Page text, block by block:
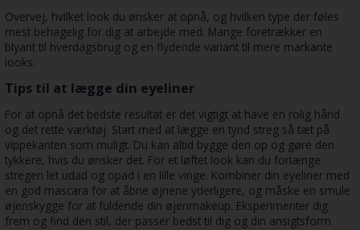
Overvej, hvilket look du ønsker at opnå, og hvilken type der føles
mest behagelig for dig at arbejde med. Mange foretrækker en
blyant til hverdagsbrug og en flydende variant til mere markante
looks.
Tips til at lægge din eyeliner
For at opnå det bedste resultat er det vigtigt at have en rolig hånd
og det rette værktøj. Start med at lægge en tynd streg så tæt på
vippekanten som muligt. Du kan altid bygge den op og gøre den
tykkere, hvis du ønsker det. For et løftet look kan du forlænge
stregen let udad og opad i en lille vinge. Kombiner din eyeliner med
en god mascara for at åbne øjnene yderligere, og måske en smule
øjenskygge for at fuldende din øjenmakeup. Eksperimenter dig
frem og find den stil, der passer bedst til dig og din ansigtsform.